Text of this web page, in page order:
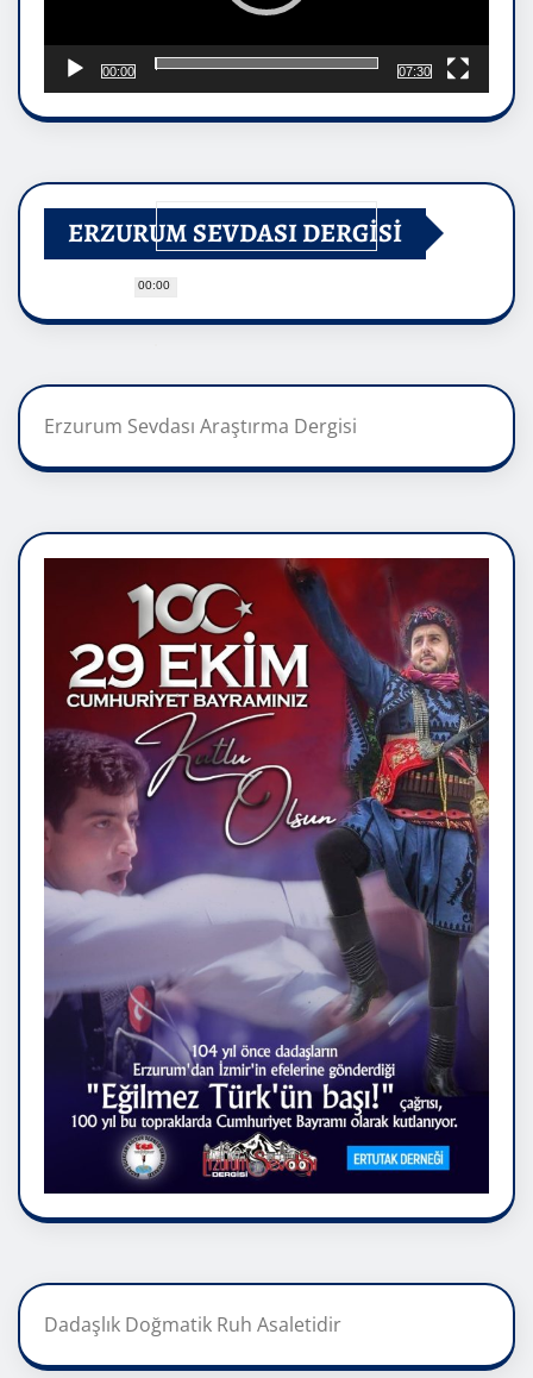
00:00
00:00
07:30
ERZURUM SEVDASI DERGİSİ
Erzurum Sevdası Araştırma Dergisi
Dadaşlık Doğmatik Ruh Asaletidir